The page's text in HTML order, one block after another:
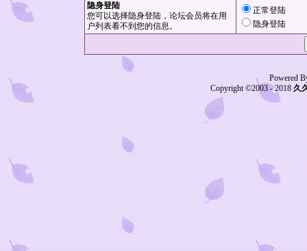
隐身登陆
您可以选择隐身登陆，论坛会员将在用
户列表看不到您的信息。
正常登陆
隐身登陆
Powered
Copyright ©2003 - 2018 久